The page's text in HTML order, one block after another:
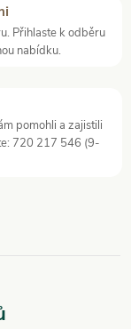
Přihlaste k odběru
nabídku.
pomohli a zajistili
720 217 546 (9-